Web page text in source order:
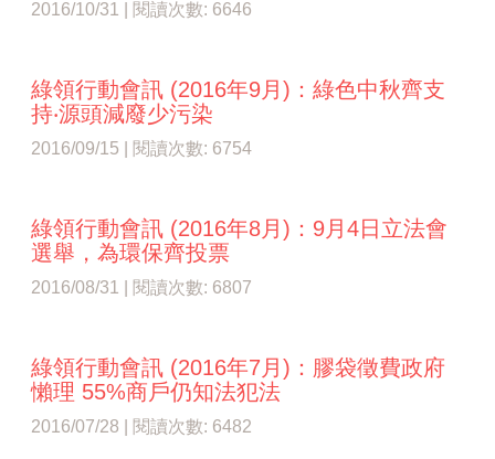
2016/10/31 | 閱讀次數: 6646
綠領行動會訊 (2016年9月)：綠色中秋齊支
持‧源頭​減廢少污染
2016/09/15 | 閱讀次數: 6754
綠領行動會訊 (2016年8月)：9月4日立法會
選舉，為環保齊投票
2016/08/31 | 閱讀次數: 6807
綠領行動會訊 (2016年7月)：膠袋徵費政府
懶理 55%商戶仍知法犯法
2016/07/28 | 閱讀次數: 6482